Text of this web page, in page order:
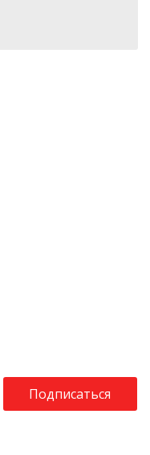
Подписаться